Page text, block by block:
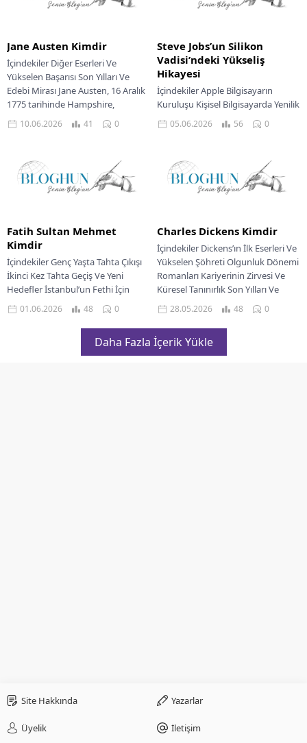
Jane Austen Kimdir
İçindekiler Diğer Eserleri Ve
Yükselen Başarısı Son Yılları Ve
Edebi Mirası Jane Austen, 16 Aralık
1775 tarihinde Hampshire,
Steventon’da doğmuş,...
10.06.2026 41 0
Steve Jobs’un Silikon
Vadisi’ndeki Yükseliş
Hikayesi
İçindekiler Apple Bilgisayarın
Kuruluşu Kişisel Bilgisayarda Yenilik
Arayışı Apple’dan Ayrılık Ve Yeni
Başlangıçlar Apple’a Dönüş Ve
05.06.2026 56 0
Fatih Sultan Mehmet
Kimdir
İçindekiler Genç Yaşta Tahta Çıkışı
İkinci Kez Tahta Geçiş Ve Yeni
Hedefler İstanbul’un Fethi İçin
Hazırlıklar Tarihi Kuşatma Ve
Büyük...
01.06.2026 48 0
Charles Dickens Kimdir
İçindekiler Dickens’ın İlk Eserleri Ve
Yükselen Şöhreti Olgunluk Dönemi
Romanları Kariyerinin Zirvesi Ve
Küresel Tanınırlık Son Yılları Ve
Ölümü Kalıcı...
28.05.2026 48 0
Daha Fazla İçerik Yükle
Site Hakkında Yazarlar
Üyelik İletişim